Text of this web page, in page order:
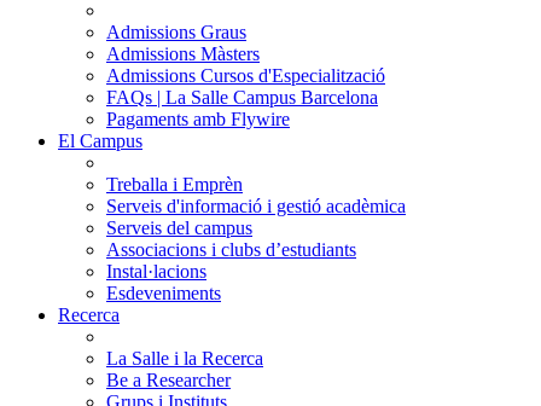
Admissions Graus
Admissions Màsters
Admissions Cursos d'Especialització
FAQs | La Salle Campus Barcelona
Pagaments amb Flywire
El Campus
Treballa i Emprèn
Serveis d'informació i gestió acadèmica
Serveis del campus
Associacions i clubs d’estudiants
Instal·lacions
Esdeveniments
Recerca
La Salle i la Recerca
Be a Researcher
Grups i Instituts